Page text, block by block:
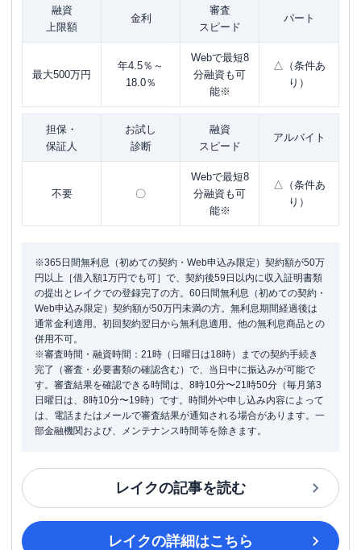
融資
上限額
金利
審査
スピード
パート
最大500万円
年4.5％～
18.0％
Webで最短8
分融資も可
能※
△（条件あ
り）
担保・
保証人
お試し
診断
融資
スピード
アルバイト
不要 〇
Webで最短8
分融資も可
能※
△（条件あ
り）
※365日間無利息（初めての契約・Web申込み限定）契約額が50万
円以上［借入額1万円でも可］で、契約後59日以内に収入証明書類
の提出とレイクでの登録完了の方。60日間無利息（初めての契約・
Web申込み限定）契約額が50万円未満の方。無利息期間経過後は
通常金利適用。初回契約翌日から無利息適用。他の無利息商品との
併用不可。
※審査時間・融資時間：21時（日曜日は18時）までの契約手続き
完了（審査・必要書類の確認含む）で、当日中に振込みが可能で
す。審査結果を確認できる時間は、8時10分〜21時50分（毎月第3
日曜日は、8時10分〜19時）です。時間外や申し込み内容によって
は、電話またはメールで審査結果が通知される場合があります。一
部金融機関および、メンテナンス時間等を除きます。
レイクの記事を読む
レイクの詳細はこちら